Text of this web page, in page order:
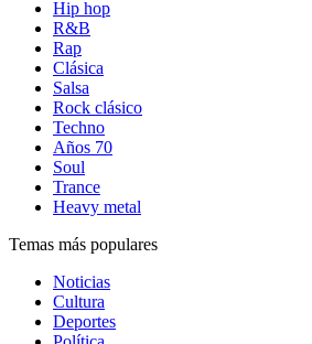
Hip hop
R&B
Rap
Clásica
Salsa
Rock clásico
Techno
Años 70
Soul
Trance
Heavy metal
Temas más populares
Noticias
Cultura
Deportes